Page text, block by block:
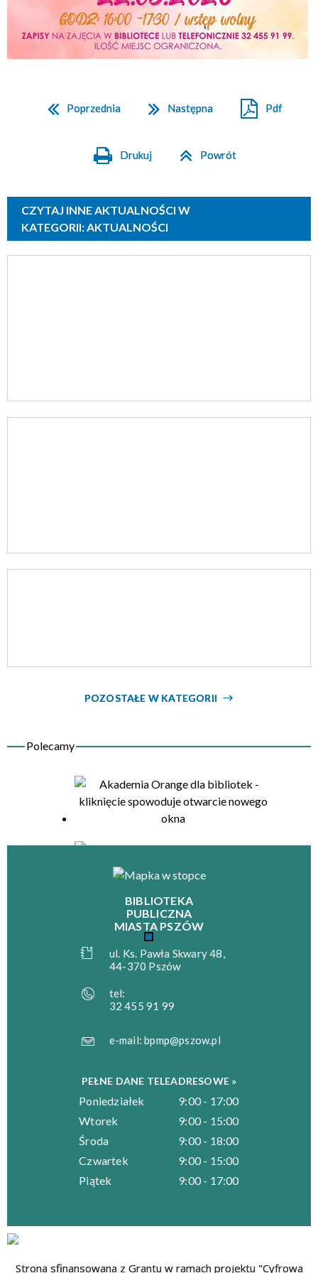
Poprzednia Następna Pdf
Drukuj Powrót
CZYTAJ INNE AKTUALNOŚCI W
KATEGORII: AKTUALNOŚCI
POZOSTAŁE W KATEGORII
BIBLIOTEKA
PUBLICZNA
MIASTA PSZÓW
ul. Ks. Pawła Skwary 48,
44-370 Pszów
tel:
32 455 91 99
e-mail:bpmp@pszow.pl
PEŁNE DANE TELEADRESOWE »
Poniedziałek
9:00 - 17:00
Wtorek
9:00 - 15:00
Środa
9:00 - 18:00
Czwartek
9:00 - 15:00
Piątek
9:00 - 17:00
Strona sfinansowana z Grantu w ramach projektu "Cyfrowa